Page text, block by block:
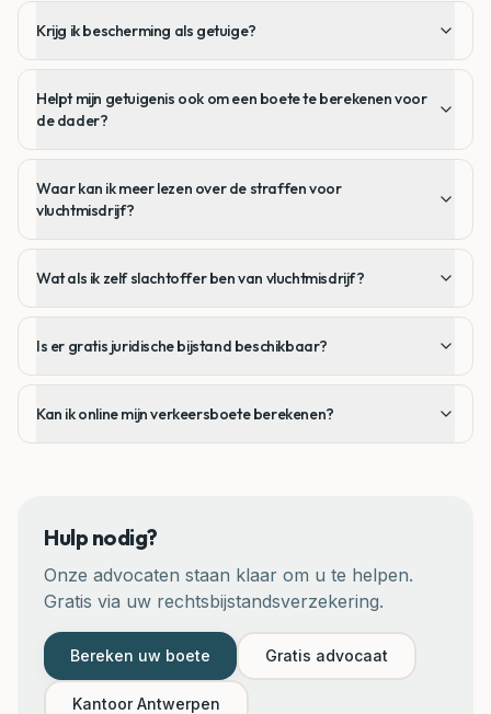
Krijg ik bescherming als getuige?
Helpt mijn getuigenis ook om een boete te berekenen voor
de dader?
Waar kan ik meer lezen over de straffen voor
vluchtmisdrijf?
Wat als ik zelf slachtoffer ben van vluchtmisdrijf?
Is er gratis juridische bijstand beschikbaar?
Kan ik online mijn verkeersboete berekenen?
Hulp nodig?
Onze advocaten staan klaar om u te helpen.
Gratis via uw rechtsbijstandsverzekering.
Bereken uw boete Gratis advocaat
KantoorAntwerpen